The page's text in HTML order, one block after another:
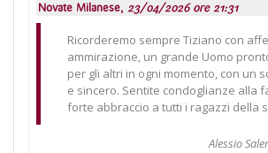
Novate Milanese, 23/04/2026 ore 21:31
Ricorderemo sempre Tiziano con
ammirazione, un grande Uomo
per gli altri in ogni momento, con un
e sincero. Sentite condoglianze alla
forte abbraccio a tutti i ragazzi della
Alessio